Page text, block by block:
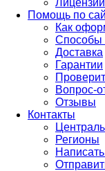
Помощь по
Как
Способы
Доставка
Гарантии
Вопрос-
Отзывы
Контакты
Регионы